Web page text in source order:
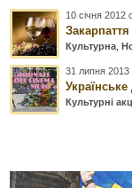
10 січня 2012
Культурна ,
31 липня 2013
Культурні